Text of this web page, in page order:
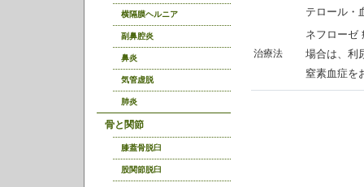
テロール・
治療法
ネフローゼ
場合は、利
窒素血症を
横隔膜ヘルニア
副鼻腔炎
鼻炎
気管虚脱
肺炎
骨と関節
膝蓋骨脱臼
股関節脱臼